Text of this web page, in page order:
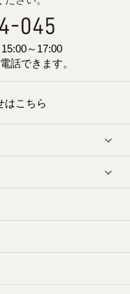
～17:00
話できます。
はこちら